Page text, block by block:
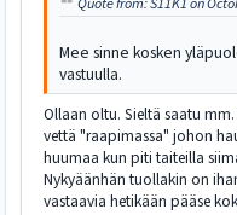
Mee sinne kosken
vastuulla.
Ollaan oltu. Sieltä saatu
vettä "raapimassa" johon
huumaa kun piti taiteilla
Nykyäänhän tuollakin on
vastaavia hetikään pääse